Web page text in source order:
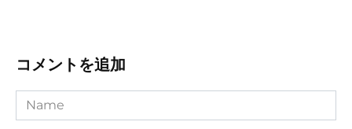
コメントを追加
Name